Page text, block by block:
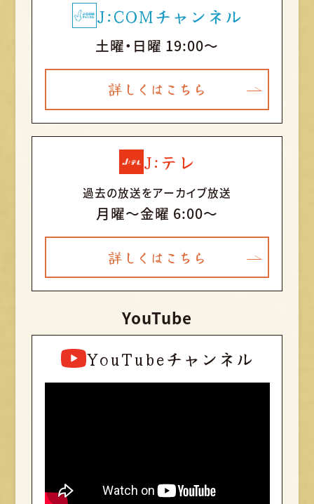
J:COMチャンネル
土曜・日曜 19:00～
詳しくはこちら
J:テレ
過去の放送をアーカイブ放送
月曜〜金曜 6:00～
詳しくはこちら
YouTube
YouTubeチャンネル